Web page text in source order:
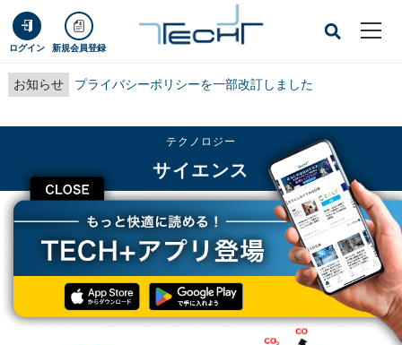
ログイン 新規会員登録
お知らせ プライバシーポリシーを一部改訂しました
CLOSE
テクノロジー
サイエンス
TECH+ テクノロジー
サイエンス
人工光合成へ前進！ 京大、CO2の回収・有効活用を実現する光触媒を開発